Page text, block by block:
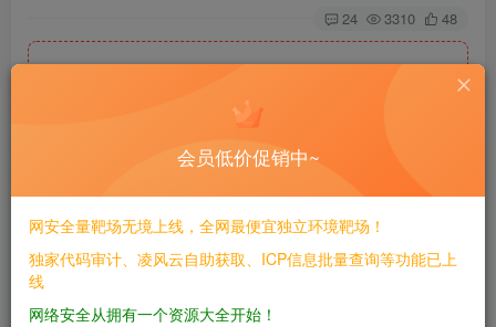
24 3310 48
请登录后查看特权
卷 Windows 的文件夹 PATH 列表
卷序列号为 0D8E-0D6E
C:.
│  info.txt
│
会员低价促销中~
网安全量靶场无境上线，全网最便宜独立环境靶场！
独家代码审计、凌风云自助获取、ICP信息批量查询等功能已上
线
网络安全从拥有一个资源大全开始！